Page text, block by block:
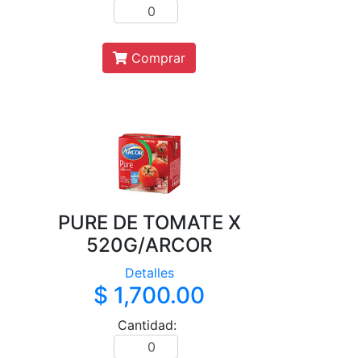
Comprar
PURE DE TOMATE X
520G/ARCOR
Detalles
$ 1,700.00
Cantidad: